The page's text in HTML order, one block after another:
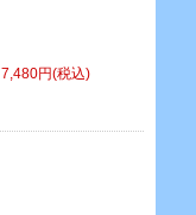
7,480円(税込)